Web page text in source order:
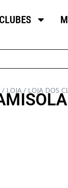
CLUBES
/ LOJA / LOJA DOS